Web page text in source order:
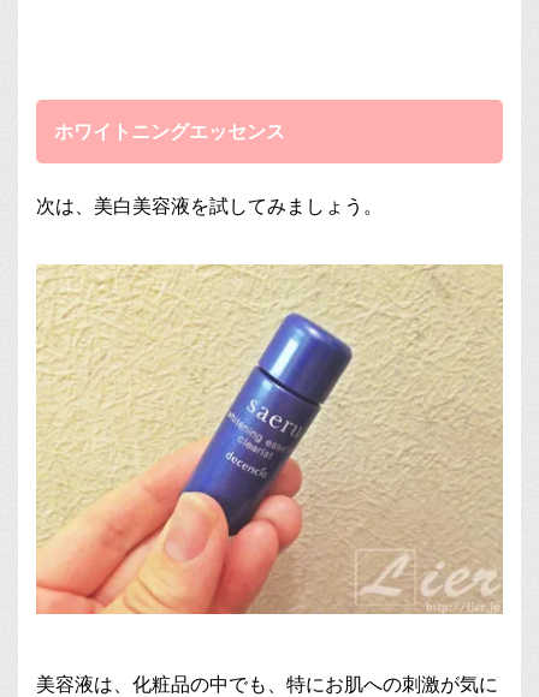
ホワイトニングエッセンス
次は、美白美容液を試してみましょう。
美容液は、化粧品の中でも、特にお肌への刺激が気に